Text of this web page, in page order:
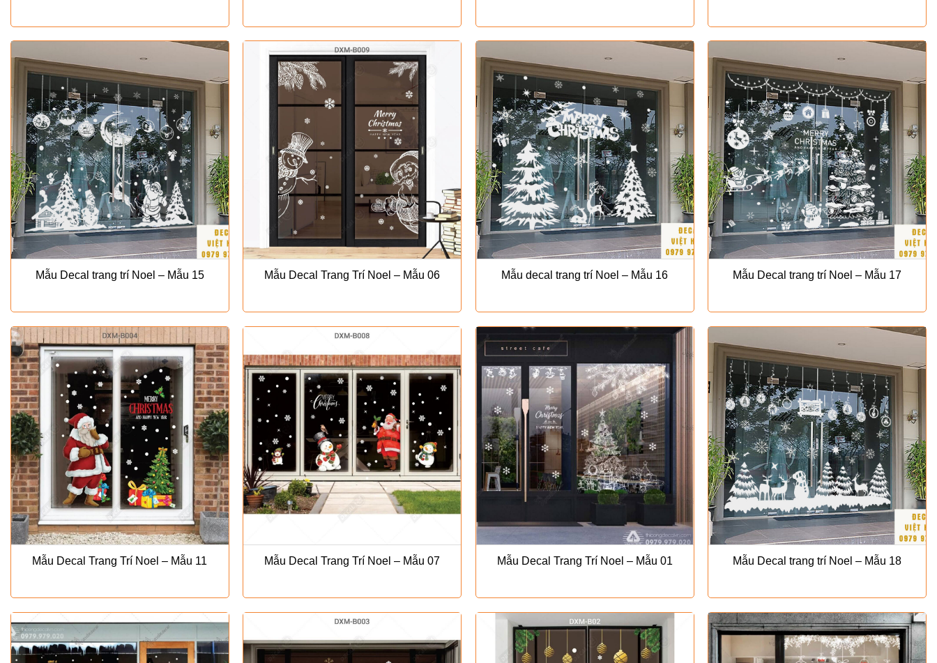
Mẫu Decal trang trí Noel – Mẫu 15 Mẫu Decal Trang Trí Noel – Mẫu 06 Mẫu decal trang trí Noel – Mẫu 16 Mẫu Decal trang trí Noel – Mẫu 17
Mẫu Decal Trang Trí Noel – Mẫu 11 Mẫu Decal Trang Trí Noel – Mẫu 07 Mẫu Decal Trang Trí Noel – Mẫu 01 Mẫu Decal trang trí Noel – Mẫu 18